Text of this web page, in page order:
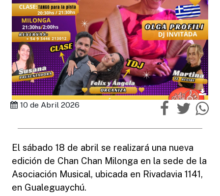
o
n
10 de Abril 2026
El sábado 18 de abril se realizará una nueva
edición de Chan Chan Milonga en la sede de la
Asociación Musical, ubicada en Rivadavia 1141,
en Gualeguaychú.